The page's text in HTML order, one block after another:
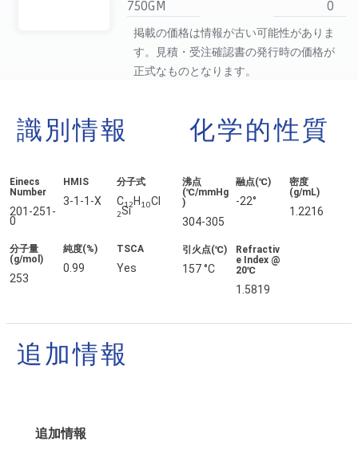
750GM
0
掲載の価格は情報が古い可能性がありま
す。見積・受注確認書の発行時の価格が
正式なものとなります。
識別情報
Einecs
Number
201-251-
0
HMIS
3-1-1-X
分子式
C12 H 10Cl
2Si
分子量
(g/mol)
253
純度(%)
0.99
TSCA
Yes
化学的性質
沸点
(℃/mmHg
)
304-305
融点(℃)
-22°
密度
(g/mL)
1.2216
引火点(℃)
157 °C
Refractiv
e Index @
20℃
1.5819
追加情報
追加情報